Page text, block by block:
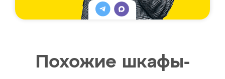
Похожие шкафы-